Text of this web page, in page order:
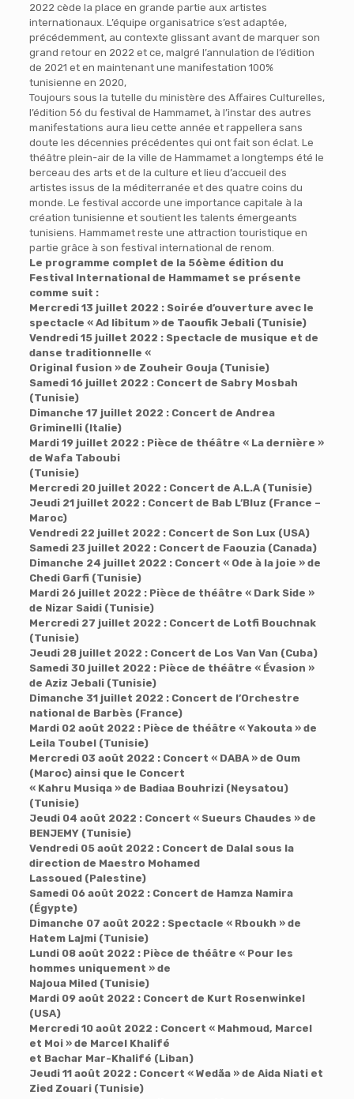
2022 cède la place en grande partie aux artistes
internationaux. L’équipe organisatrice s’est adaptée,
précédemment, au contexte glissant avant de marquer son
grand retour en 2022 et ce, malgré l’annulation de l’édition
de 2021 et en maintenant une manifestation 100%
tunisienne en 2020,
Toujours sous la tutelle du ministère des Affaires Culturelles,
l’édition 56 du festival de Hammamet, à l’instar des autres
manifestations aura lieu cette année et rappellera sans
doute les décennies précédentes qui ont fait son éclat. Le
théâtre plein-air de la ville de Hammamet a longtemps été le
berceau des arts et de la culture et lieu d’accueil des
artistes issus de la méditerranée et des quatre coins du
monde. Le festival accorde une importance capitale à la
création tunisienne et soutient les talents émergeants
tunisiens. Hammamet reste une attraction touristique en
partie grâce à son festival international de renom.
Le programme complet de la 56ème édition du
Festival International de Hammamet se présente
comme suit :
Mercredi 13 juillet 2022 : Soirée d’ouverture avec le
spectacle « Ad libitum » de Taoufik Jebali (Tunisie)
Vendredi 15 juillet 2022 : Spectacle de musique et de
danse traditionnelle «
Original fusion » de Zouheir Gouja (Tunisie)
Samedi 16 juillet 2022 : Concert de Sabry Mosbah
(Tunisie)
Dimanche 17 juillet 2022 : Concert de Andrea
Griminelli (Italie)
Mardi 19 juillet 2022 : Pièce de théâtre « La dernière »
de Wafa Taboubi
(Tunisie)
Mercredi 20 juillet 2022 : Concert de A.L.A (Tunisie)
Jeudi 21 juillet 2022 : Concert de Bab L’Bluz (France –
Maroc)
Vendredi 22 juillet 2022 : Concert de Son Lux (USA)
Samedi 23 juillet 2022 : Concert de Faouzia (Canada)
Dimanche 24 juillet 2022 : Concert « Ode à la joie » de
Chedi Garfi (Tunisie)
Mardi 26 juillet 2022 : Pièce de théâtre « Dark Side »
de Nizar Saidi (Tunisie)
Mercredi 27 juillet 2022 : Concert de Lotfi Bouchnak
(Tunisie)
Jeudi 28 juillet 2022 : Concert de Los Van Van (Cuba)
Samedi 30 juillet 2022 : Pièce de théâtre « Évasion »
de Aziz Jebali (Tunisie)
Dimanche 31 juillet 2022 : Concert de l’Orchestre
national de Barbès (France)
Mardi 02 août 2022 : Pièce de théâtre « Yakouta » de
Leila Toubel (Tunisie)
Mercredi 03 août 2022 : Concert « DABA » de Oum
(Maroc) ainsi que le Concert
« Kahru Musiqa » de Badiaa Bouhrizi (Neysatou)
(Tunisie)
Jeudi 04 août 2022 : Concert « Sueurs Chaudes » de
BENJEMY (Tunisie)
Vendredi 05 août 2022 : Concert de Dalal sous la
direction de Maestro Mohamed
Lassoued (Palestine)
Samedi 06 août 2022 : Concert de Hamza Namira
(Égypte)
Dimanche 07 août 2022 : Spectacle « Rboukh » de
Hatem Lajmi (Tunisie)
Lundi 08 août 2022 : Pièce de théâtre « Pour les
hommes uniquement » de
Najoua Miled (Tunisie)
Mardi 09 août 2022 : Concert de Kurt Rosenwinkel
(USA)
Mercredi 10 août 2022 : Concert « Mahmoud, Marcel
et Moi » de Marcel Khalifé
et Bachar Mar-Khalifé (Liban)
Jeudi 11 août 2022 : Concert « Wedãa » de Aida Niati et
Zied Zouari (Tunisie)